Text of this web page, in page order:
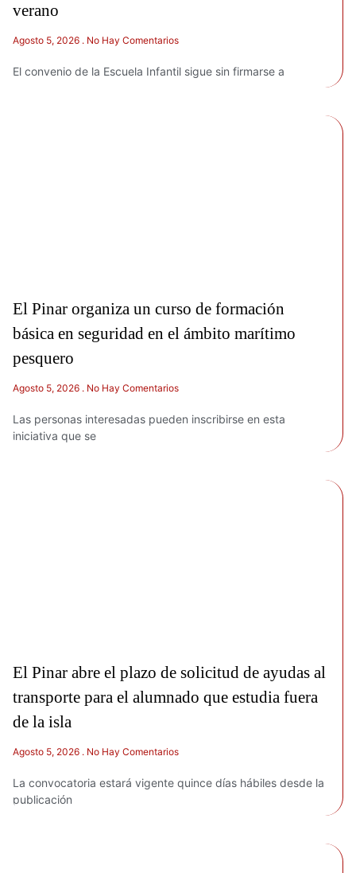
verano
Agosto 5, 2026 No Hay Comentarios
El convenio de la Escuela Infantil sigue sin firmarse a
El Pinar organiza un curso de formación
básica en seguridad en el ámbito marítimo
pesquero
Agosto 5, 2026 No Hay Comentarios
Las personas interesadas pueden inscribirse en esta
iniciativa que se
El Pinar abre el plazo de solicitud de ayudas al
transporte para el alumnado que estudia fuera
de la isla
Agosto 5, 2026 No Hay Comentarios
La convocatoria estará vigente quince días hábiles desde la
publicación